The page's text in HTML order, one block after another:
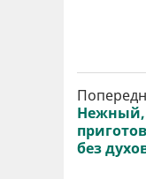
Нежный,
без